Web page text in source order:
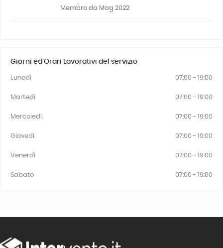
Membro da Mag 2022
Giorni ed Orari Lavorativi del servizio
Lunedì 07:00 - 19:00
Martedì 07:00 - 19:00
Mercoledì 07:00 - 19:00
Giovedì 07:00 - 19:00
Venerdì 07:00 - 19:00
Sabato 07:00 - 19:00